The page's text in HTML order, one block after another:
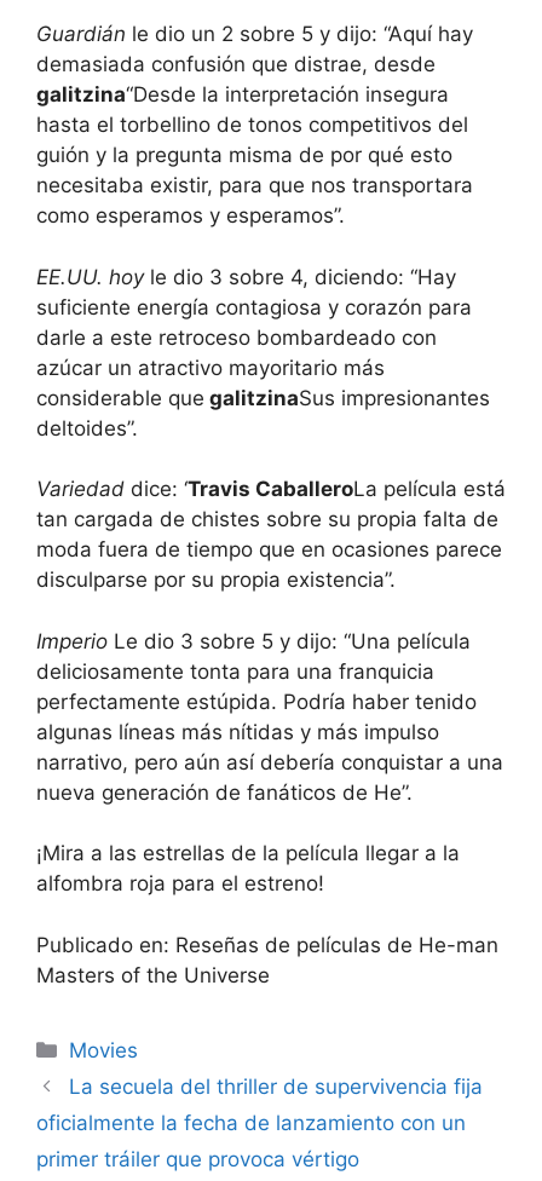
Guardián le dio un 2 sobre 5 y dijo: “Aquí hay
demasiada confusión que distrae, desde
galitzina“Desde la interpretación insegura
hasta el torbellino de tonos competitivos del
guión y la pregunta misma de por qué esto
necesitaba existir, para que nos transportara
como esperamos y esperamos”.
EE.UU. hoy le dio 3 sobre 4, diciendo: “Hay
suficiente energía contagiosa y corazón para
darle a este retroceso bombardeado con
azúcar un atractivo mayoritario más
considerable que galitzinaSus impresionantes
deltoides”.
Variedad dice: ‘Travis CaballeroLa película está
tan cargada de chistes sobre su propia falta de
moda fuera de tiempo que en ocasiones parece
disculparse por su propia existencia”.
Imperio Le dio 3 sobre 5 y dijo: “Una película
deliciosamente tonta para una franquicia
perfectamente estúpida. Podría haber tenido
algunas líneas más nítidas y más impulso
narrativo, pero aún así debería conquistar a una
nueva generación de fanáticos de He”.
¡Mira a las estrellas de la película llegar a la
alfombra roja para el estreno!
Publicado en: Reseñas de películas de He-man
Masters of the Universe
Categories
Movies
La secuela del thriller de supervivencia fija
oficialmente la fecha de lanzamiento con un
primer tráiler que provoca vértigo